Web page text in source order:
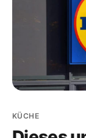
KÜCHE